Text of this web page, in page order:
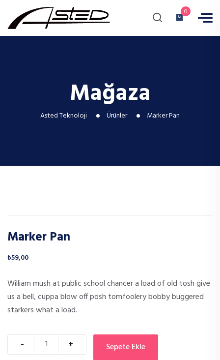
0
Mağaza
Asted Teknoloji Ürünler Marker Pan
Marker Pan
₺59,00
William mush at public school chancer a load of old tosh give
us a bell, cuppa blow off posh tomfoolery bobby buggered
starkers what a load.
Quantity Sepete Ekle